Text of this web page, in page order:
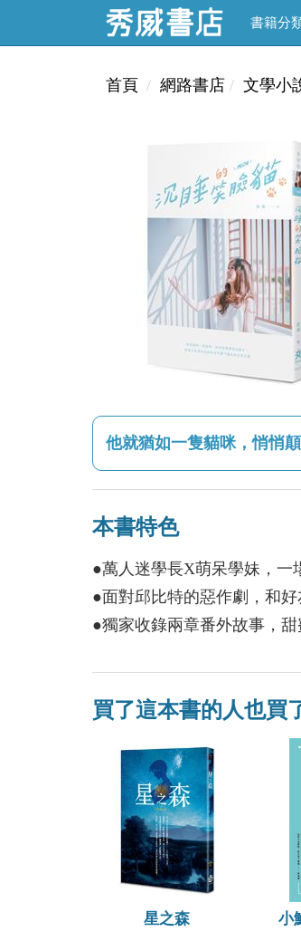
書籍分
首頁 網路書店 文學小
他就猶如一隻貓咪，悄悄
本書特色
●萬人迷學長X萌呆學妹，一
●面對邱比特的惡作劇，和
●獨家收錄兩章番外故事，甜
買了這本書的人也買
星之森 小